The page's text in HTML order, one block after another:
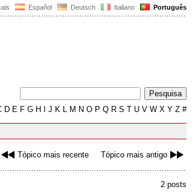
Español Deutsch Italiano Português
D E F G H J K L M N O P Q R S T U V W X Y Z #
Tópico mais recente Tópico mais antigo
2 posts